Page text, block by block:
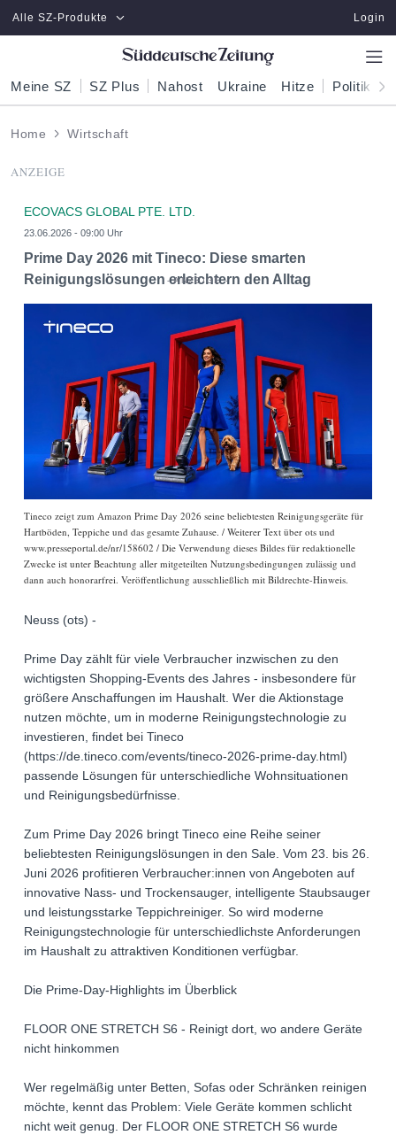
Zum Hauptinhalt springen
Alle SZ-Produkte Login
Meine SZ SZ Plus Nahost Ukraine Hitze Politik
Home Wirtschaft
ANZEIGE
ECOVACS GLOBAL PTE. LTD.
23.06.2026 - 09:00 Uhr
Prime Day 2026 mit Tineco: Diese smarten
Reinigungslösungen erleichtern den Alltag
Tineco zeigt zum Amazon Prime Day 2026 seine beliebtesten Reinigungsgeräte für
Hartböden, Teppiche und das gesamte Zuhause. / Weiterer Text über ots und
www.presseportal.de/nr/158602 / Die Verwendung dieses Bildes für redaktionelle
Zwecke ist unter Beachtung aller mitgeteilten Nutzungsbedingungen zulässig und
dann auch honorarfrei. Veröffentlichung ausschließlich mit Bildrechte-Hinweis.
Neuss (ots) -
Prime Day zählt für viele Verbraucher inzwischen zu den
wichtigsten Shopping-Events des Jahres - insbesondere für
größere Anschaffungen im Haushalt. Wer die Aktionstage
nutzen möchte, um in moderne Reinigungstechnologie zu
investieren, findet bei Tineco
(https://de.tineco.com/events/tineco-2026-prime-day.html)
passende Lösungen für unterschiedliche Wohnsituationen
und Reinigungsbedürfnisse.
Zum Prime Day 2026 bringt Tineco eine Reihe seiner
beliebtesten Reinigungslösungen in den Sale. Vom 23. bis 26.
Juni 2026 profitieren Verbraucher:innen von Angeboten auf
innovative Nass- und Trockensauger, intelligente Staubsauger
und leistungsstarke Teppichreiniger. So wird moderne
Reinigungstechnologie für unterschiedlichste Anforderungen
im Haushalt zu attraktiven Konditionen verfügbar.
Die Prime-Day-Highlights im Überblick
FLOOR ONE STRETCH S6 - Reinigt dort, wo andere Geräte
nicht hinkommen
Wer regelmäßig unter Betten, Sofas oder Schränken reinigen
möchte, kennt das Problem: Viele Geräte kommen schlicht
nicht weit genug. Der FLOOR ONE STRETCH S6 wurde